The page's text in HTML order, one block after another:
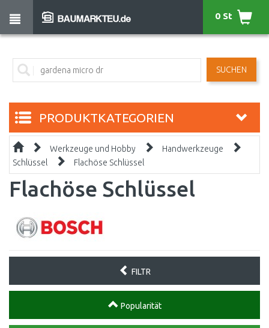
SUCHEN
0 St
PRODUKTKATEGORIEN
Werkzeuge und Hobby
Handwerkzeuge
Schlüssel
Flachöse Schlüssel
Flachöse Schlüssel
FILTR
Popularität